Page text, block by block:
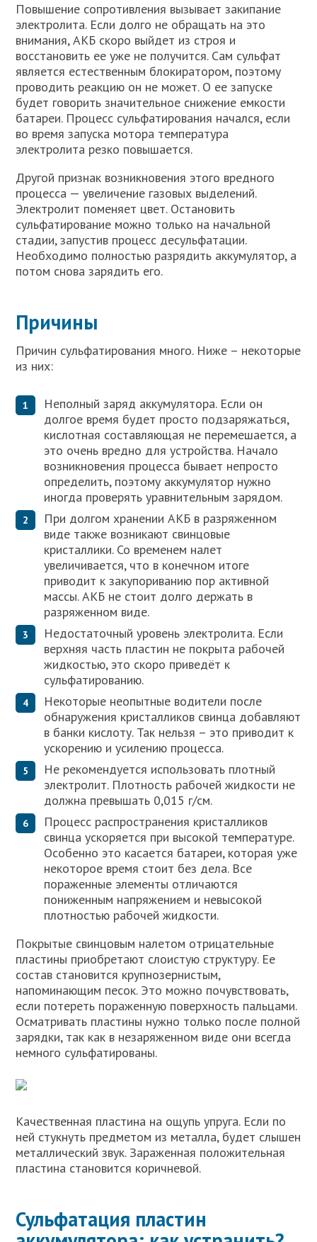
Повышение сопротивления вызывает закипание
электролита. Если долго не обращать на это
внимания, АКБ скоро выйдет из строя и
восстановить ее уже не получится. Сам сульфат
является естественным блокиратором, поэтому
проводить реакцию он не может. О ее запуске
будет говорить значительное снижение емкости
батареи. Процесс сульфатирования начался, если
во время запуска мотора температура
электролита резко повышается.
Другой признак возникновения этого вредного
процесса — увеличение газовых выделений.
Электролит поменяет цвет. Остановить
сульфатирование можно только на начальной
стадии, запустив процесс десульфатации.
Необходимо полностью разрядить аккумулятор, а
потом снова зарядить его.
Причины
Причин сульфатирования много. Ниже – некоторые
из них:
Неполный заряд аккумулятора. Если он
долгое время будет просто подзаряжаться,
кислотная составляющая не перемешается, а
это очень вредно для устройства. Начало
возникновения процесса бывает непросто
определить, поэтому аккумулятор нужно
иногда проверять уравнительным зарядом.
При долгом хранении АКБ в разряженном
виде также возникают свинцовые
кристаллики. Со временем налет
увеличивается, что в конечном итоге
приводит к закупориванию пор активной
массы. АКБ не стоит долго держать в
разряженном виде.
Недостаточный уровень электролита. Если
верхняя часть пластин не покрыта рабочей
жидкостью, это скоро приведёт к
сульфатированию.
Некоторые неопытные водители после
обнаружения кристалликов свинца добавляют
в банки кислоту. Так нельзя – это приводит к
ускорению и усилению процесса.
Не рекомендуется использовать плотный
электролит. Плотность рабочей жидкости не
должна превышать 0,015 г/см.
Процесс распространения кристалликов
свинца ускоряется при высокой температуре.
Особенно это касается батареи, которая уже
некоторое время стоит без дела. Все
пораженные элементы отличаются
пониженным напряжением и невысокой
плотностью рабочей жидкости.
Покрытые свинцовым налетом отрицательные
пластины приобретают слоистую структуру. Ее
состав становится крупнозернистым,
напоминающим песок. Это можно почувствовать,
если потереть пораженную поверхность пальцами.
Осматривать пластины нужно только после полной
зарядки, так как в незаряженном виде они всегда
немного сульфатированы.
Качественная пластина на ощупь упруга. Если по
ней стукнуть предметом из металла, будет слышен
металлический звук. Зараженная положительная
пластина становится коричневой.
Сульфатация пластин